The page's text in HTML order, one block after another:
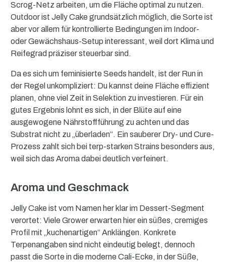
Scrog-Netz arbeiten, um die Fläche optimal zu nutzen.
Outdoor ist Jelly Cake grundsätzlich möglich, die Sorte ist
aber vor allem für kontrollierte Bedingungen im Indoor-
oder Gewächshaus-Setup interessant, weil dort Klima und
Reifegrad präziser steuerbar sind.
Da es sich um feminisierte Seeds handelt, ist der Run in
der Regel unkompliziert: Du kannst deine Fläche effizient
planen, ohne viel Zeit in Selektion zu investieren. Für ein
gutes Ergebnis lohnt es sich, in der Blüte auf eine
ausgewogene Nährstoffführung zu achten und das
Substrat nicht zu „überladen“. Ein sauberer Dry- und Cure-
Prozess zahlt sich bei terp-starken Strains besonders aus,
weil sich das Aroma dabei deutlich verfeinert.
Aroma und Geschmack
Jelly Cake ist vom Namen her klar im Dessert-Segment
verortet: Viele Grower erwarten hier ein süßes, cremiges
Profil mit „kuchenartigen“ Anklängen. Konkrete
Terpenangaben sind nicht eindeutig belegt, dennoch
passt die Sorte in die moderne Cali-Ecke, in der Süße,